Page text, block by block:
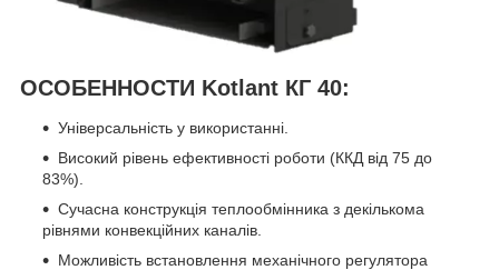
ОСОБЕННОСТИ Kotlant КГ 40:
Універсальність у використанні.
Високий рівень ефективності роботи (ККД від 75 до
83%).
Сучасна конструкція теплообмінника з декількома
рівнями конвекційних каналів.
Можливість встановлення механічного регулятора